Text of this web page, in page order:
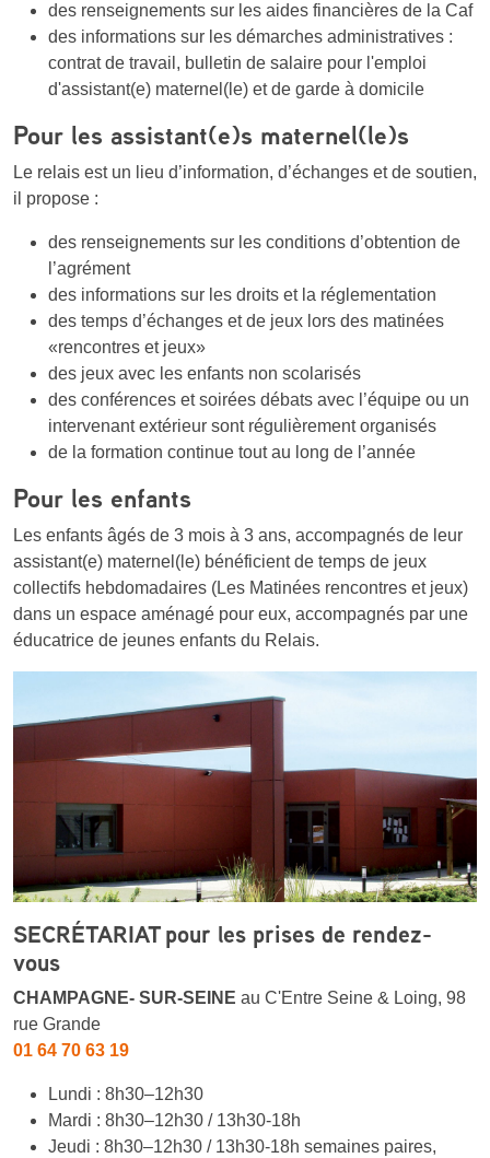
des renseignements sur les aides financières de la Caf
des informations sur les démarches administratives :
contrat de travail, bulletin de salaire pour l'emploi
d'assistant(e) maternel(le) et de garde à domicile
Pour les assistant(e)s maternel(le)s
Le relais est un lieu d’information, d’échanges et de soutien,
il propose :
des renseignements sur les conditions d’obtention de
l’agrément
des informations sur les droits et la réglementation
des temps d’échanges et de jeux lors des matinées
«rencontres et jeux»
des jeux avec les enfants non scolarisés
des conférences et soirées débats avec l’équipe ou un
intervenant extérieur sont régulièrement organisés
de la formation continue tout au long de l’année
Pour les enfants
Les enfants âgés de 3 mois à 3 ans, accompagnés de leur
assistant(e) maternel(le) bénéficient de temps de jeux
collectifs hebdomadaires (Les Matinées rencontres et jeux)
dans un espace aménagé pour eux, accompagnés par une
éducatrice de jeunes enfants du Relais.
SECRÉTARIAT pour les prises de rendez-
vous
CHAMPAGNE- SUR-SEINE au C'Entre Seine & Loing, 98
rue Grande
01 64 70 63 19
Lundi : 8h30–12h30
Mardi : 8h30–12h30 / 13h30-18h
Jeudi : 8h30–12h30 / 13h30-18h semaines paires,